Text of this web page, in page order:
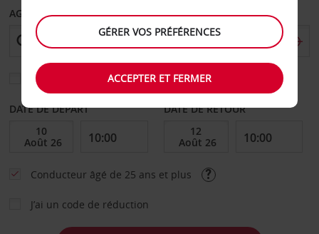
AGENCE DE DÉPART
Sélectionnez une autre agence de retour
DATE DE DÉPART DATE DE RETOUR
Conducteur âgé de 25 ans et plus
J’ai un code de réduction
GÉRER VOS PRÉFÉRENCES
ACCEPTER ET FERMER